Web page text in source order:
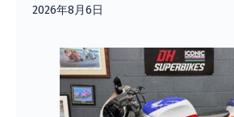
2026年8月6日